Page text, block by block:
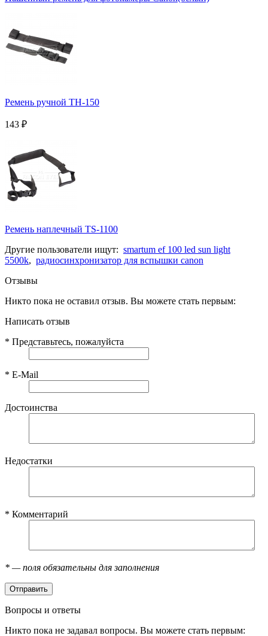
Ремень ручной TH-150
143 ₽
Ремень наплечный TS-1100
Другие пользователи ищут: smartum ef 100 led sun light
5500k, радиосинхронизатор для вспышки canon
Отзывы
Никто пока не оставил отзыв. Вы можете стать первым:
Написать отзыв
* Представьтесь, пожалуйста
* E-Mail
Достоинства
Недостатки
* Комментарий
* — поля обязательны для заполнения
Вопросы и ответы
Никто пока не задавал вопросы. Вы можете стать первым: